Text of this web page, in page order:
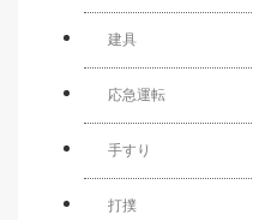
建具
応急運転
手すり
打撲